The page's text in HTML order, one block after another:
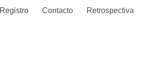
Registro Contacto Retrospectiva